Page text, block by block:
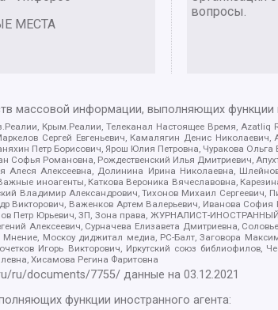
МЕСТА
вопросы.
массовой информации, выполняющих функции
Крым.Реалии, Телеканал Настоящее Время, Azatliq
Сергей Евгеньевич, Камалягин Денис
Петр Борисович, Ярош Юлия Петровна, Чуракова
Софья Романовна, Рождественский Илья Дмитриевич,
Алеся Алексеевна, Долинина Ирина Николаевна,
Важные иноагенты, Каткова Вероника Вячеславовна,
Владимир Александрович, Тихонов Михаил Сергеевич,
Викторович, Важенков Артем Валерьевич, Иванова
Петр Юрьевич, ЗП, Зона права, ЖУРНАЛИСТ-
Алексеевич, Сурначева Елизавета Дмитриевна,
Москоу диджитал медиа, РС-Балт, Заговора
Игорь Викторович, Иркутский союз библиофилов,
Хисамова Регина Фаритовна
ru/documents/7755/ данные на03.12.2021
функции иностранного агента: